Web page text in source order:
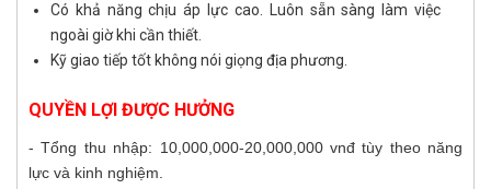
Có khả năng chịu áp lực cao. Luôn sẵn sàng làm việc
ngoài giờ khi cần thiết.
Kỹ giao tiếp tốt không nói giọng địa phương.
QUYỀN LỢI ĐƯỢC HƯỞNG
- Tổng thu nhập: 10,000,000-20,000,000 vnđ tùy theo năng
lực và kinh nghiệm.